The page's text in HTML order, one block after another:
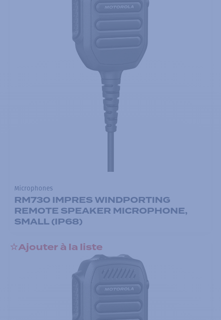
Microphones
RM730 IMPRES WINDPORTING
REMOTE SPEAKER MICROPHONE,
SMALL (IP68)
Ajouter à la liste